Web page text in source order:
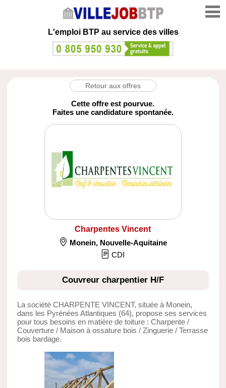
L'emploi BTP au service des villes
Retour aux offres
Cette offre est pourvue.
Faites une candidature spontanée.
Charpentes Vincent
Monein, Nouvelle-Aquitaine
CDI
Couvreur charpentier H/F
La société CHARPENTE VINCENT, située à Monein,
dans les Pyrénées Atlantiques (64), propose ses services
pour tous besoins en matière de toiture : Charpente /
Couverture / Maison à ossature bois / Zinguerie / Terrasse
bois bardage.